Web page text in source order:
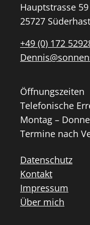
Hauptstrasse 59
25727
+49 (0) 172
Öffnungszeiten
Telefonische
Montag –
Termine nach
Datenschutz
Kontakt
Impressum
Über mich